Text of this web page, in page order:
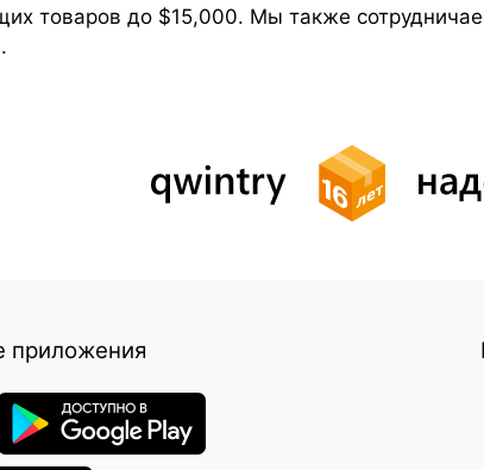
товаров до $15,000. Мы также
приложения